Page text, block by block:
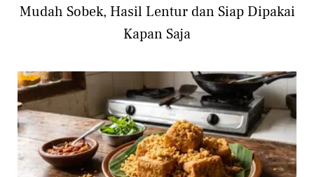
Mudah Sobek, Hasil Lentur dan Siap Dipakai
Kapan Saja